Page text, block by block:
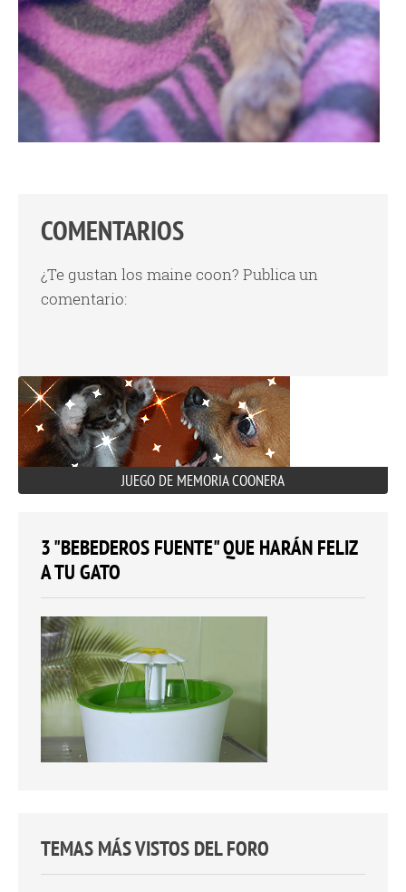
COMENTARIOS
¿Te gustan los maine coon? Publica un
comentario:
JUEGO DE MEMORIA COONERA
3 "BEBEDEROS FUENTE" QUE HARÁN FELIZ
A TU GATO
TEMAS MÁS VISTOS DEL FORO